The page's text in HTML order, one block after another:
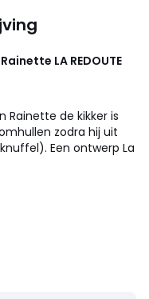
LA REDOUTE
Rainette de kikker is
zodra hij uit
Een ontwerp La
teelt